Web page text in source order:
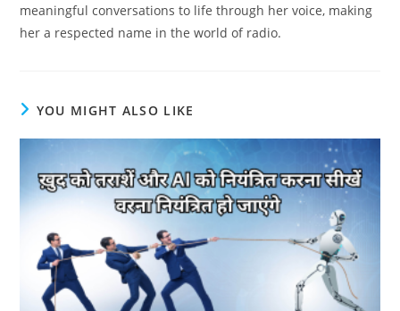
meaningful conversations to life through her voice, making
her a respected name in the world of radio.
YOU MIGHT ALSO LIKE